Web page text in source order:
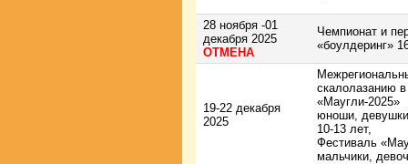
28 ноября -01
декабря 2025
ОТМЕНА
Чемпионат и
«боулдеринг»
19-22 декабря
2025
скалолазанию
«Маугли-2025»
юноши, девушки
10-13 лет,
Фестиваль
мальчики,